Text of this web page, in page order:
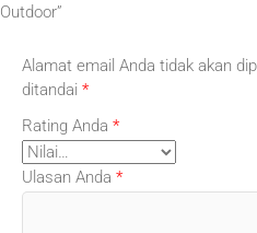
Outdoor”
Alamat email Anda tidak akan
ditandai *
Rating Anda *
Ulasan Anda *